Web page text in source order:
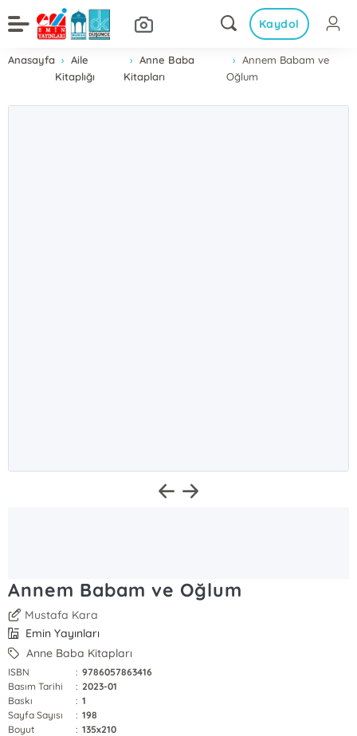
Kaydol
Anasayfa
Aile
Kitaplığı
Anne Baba
Kitapları
Annem Babam ve
Oğlum
Annem Babam ve Oğlum
Mustafa Kara
Emin Yayınları
Anne Baba Kitapları
ISBN : 9786057863416
Basım Tarihi
: 2023-01
Baskı
: 1
Sayfa Sayısı
: 198
Boyut
: 135x210